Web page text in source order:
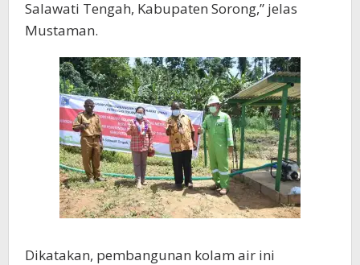
Salawati Tengah, Kabupaten Sorong,” jelas
Mustaman.
Dikatakan, pembangunan kolam air ini